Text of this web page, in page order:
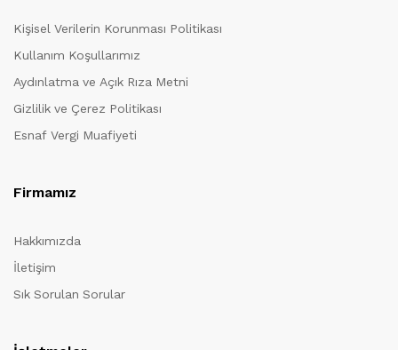
Kişisel Verilerin Korunması Politikası
Kullanım Koşullarımız
Aydınlatma ve Açık Rıza Metni
Gizlilik ve Çerez Politikası
Esnaf Vergi Muafiyeti
Firmamız
Hakkımızda
İletişim
Sık Sorulan Sorular